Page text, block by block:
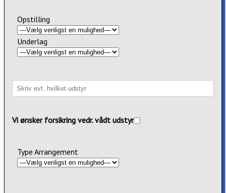
Opstilling
Underlag
Vi ønsker forsikring vedr. vådt udstyr
Type Arrangement